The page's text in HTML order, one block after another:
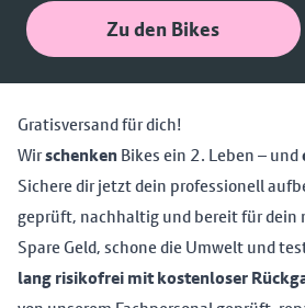
Zu den Bikes
Gratisversand für dich!
WirschenkenBikes ein 2. Leben – und
Sichere dir jetzt dein professionell
geprüft, nachhaltig und bereit für dein
Spare Geld, schone die Umwelt und
lang risikofrei mit kostenloser